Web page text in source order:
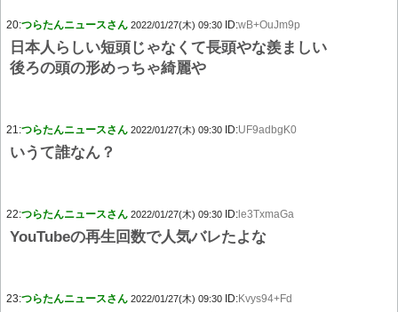
20:つらたんニュースさん 2022/01/27(木) 09:30 ID:wB+OuJm9p
日本人らしい短頭じゃなくて長頭やな羨ましい
後ろの頭の形めっちゃ綺麗や
21:つらたんニュースさん 2022/01/27(木) 09:30 ID:UF9adbgK0
いうて誰なん？
22:つらたんニュースさん 2022/01/27(木) 09:30 ID: le3TxmaGa
YouTubeの再生回数で人気バレたよな
23:つらたんニュースさん 2022/01/27(木) 09:30 ID:Kvys94+Fd